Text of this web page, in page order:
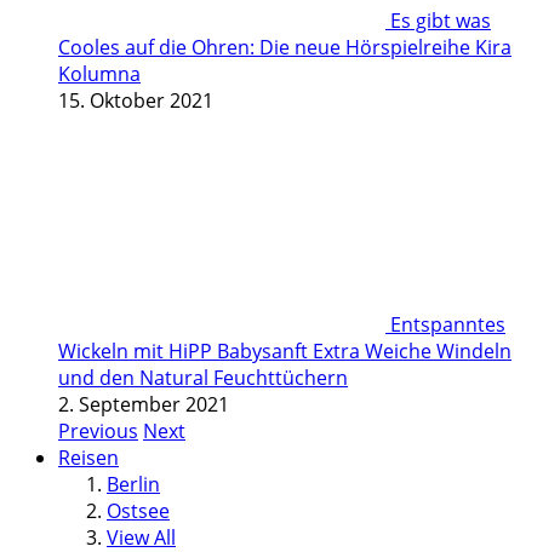
Es gibt was
Cooles auf die Ohren: Die neue Hörspielreihe Kira
Kolumna
15. Oktober 2021
Entspanntes
Wickeln mit HiPP Babysanft Extra Weiche Windeln
und den Natural Feuchttüchern
2. September 2021
Previous Next
Reisen
Berlin
Ostsee
View All